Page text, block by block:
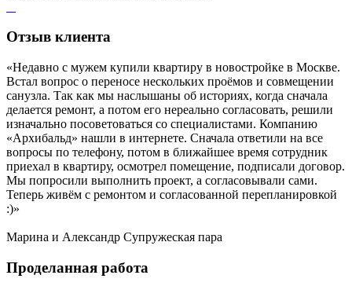
Отзыв клиента
«Недавно с мужем купили квартиру в новостройке в Москве.
Встал вопрос о переносе нескольких проёмов и совмещении
санузла. Так как мы наслышаны об историях, когда сначала
делается ремонт, а потом его нереально согласовать, решили
изначально посоветоваться со специалистами. Компанию
«Архибальд» нашли в интернете. Сначала ответили на все
вопросы по телефону, потом в ближайшее время сотрудник
приехал в квартиру, осмотрел помещение, подписали договор.
Мы попросили выполнить проект, а согласовывали сами.
Теперь живём с ремонтом и согласованной перепланировкой
:)»
Марина и Александр Супружеская пара
Проделанная работа